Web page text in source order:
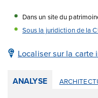
Dans un site du
Sous la juridiction de la
Localiser sur la carte
ANALYSE